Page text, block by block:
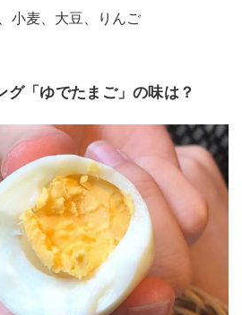
小麦、大豆、りんご
グ「ゆでたまご」の味は？